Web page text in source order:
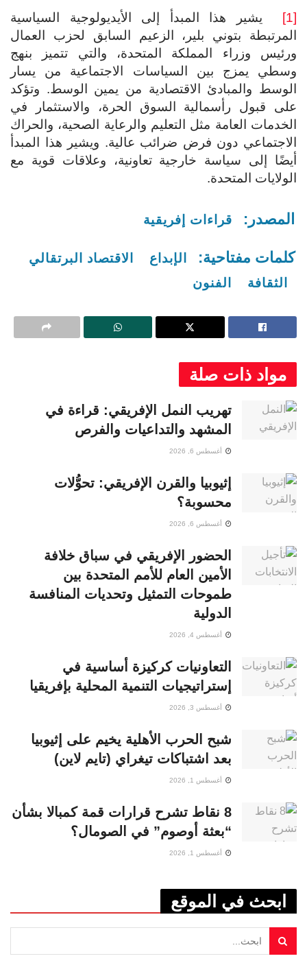
[1]
يشير هذا المبدأ إلى الأيديولوجية السياسية
المرتبطة بتوني بلير، الزعيم السابق لحزب العمال
ورئيس وزراء المملكة المتحدة، والتي تتميز بنهج
وسطي يمزج بين السياسات الاجتماعية من يسار
الوسط والمبادئ الاقتصادية من يمين الوسط. وتؤكد
على قبول رأسمالية السوق الحرة، والاستثمار في
الخدمات العامة مثل التعليم والرعاية الصحية، والحراك
الاجتماعي دون فرض ضرائب عالية. ويشير هذا المبدأ
أيضًا إلى سياسة خارجية تعاونية، وعلاقات قوية مع
الولايات المتحدة.
المصدر: قراءات إفريقية
كلمات مفتاحية: الإبداع
الاقتصاد البرتقالي
الثقافة
الفنون
مواد ذات صلة
تهريب النمل الإفريقي: قراءة في
المشهد والتداعيات والفرص
أغسطس 6, 2026
إثيوبيا والقرن الإفريقي: تحوُّلات
محسوبة؟
أغسطس 6, 2026
الحضور الإفريقي في سباق خلافة
الأمين العام للأمم المتحدة بين
طموحات التمثيل وتحديات المنافسة
الدولية
أغسطس 4, 2026
التعاونيات كركيزة أساسية في
إستراتيجيات التنمية المحلية بإفريقيا
أغسطس 3, 2026
شبح الحرب الأهلية يخيم على إثيوبيا
بعد اشتباكات تيغراي (تايم لاين)
أغسطس 1, 2026
8 نقاط تشرح قرارات قمة كمبالا بشأن
“بعثة أوصوم” في الصومال؟
أغسطس 1, 2026
ابحث في الموقع